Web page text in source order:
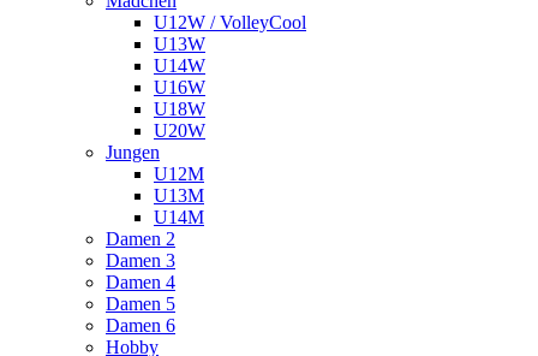
U12W / VolleyCool
U13W
U14W
U16W
U18W
U20W
Jungen
U12M
U13M
U14M
Damen 2
Damen 3
Damen 4
Damen 5
Damen 6
Hobby